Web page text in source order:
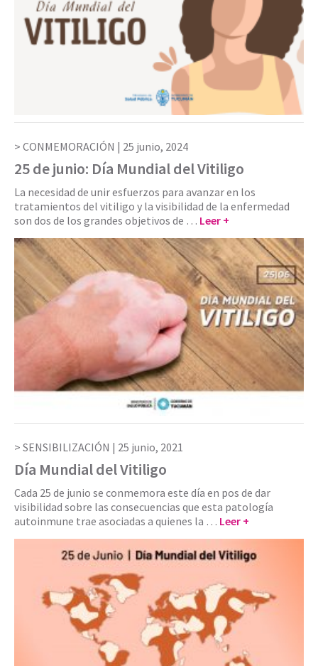
CONMEMORACIÓN | 25 junio, 2024
25 de junio: Día Mundial del Vitiligo
La necesidad de unir esfuerzos para avanzar en los
tratamientos del vitiligo y la visibilidad de la enfermedad
son dos de los grandes objetivos de … Leer +
SENSIBILIZACIÓN | 25 junio, 2021
Día Mundial del Vitiligo
Cada 25 de junio se conmemora este día en pos de dar
visibilidad sobre las consecuencias que esta patología
autoinmune trae asociadas a quienes la … Leer +